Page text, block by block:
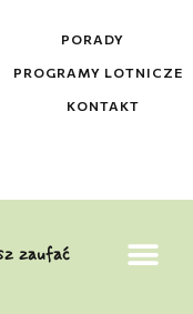
PORADY
PROGRAMY LOTNICZE
KONTAKT
zaufać